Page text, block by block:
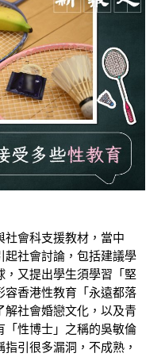
社會科支援教材，當中
起社會討論，包括建議學
，又提出學生須學習「堅
容香港性教育「永遠都落
解社會婚戀文化，以及青
「性博士」之稱的吳敏倫
引很多漏洞，不成熟，